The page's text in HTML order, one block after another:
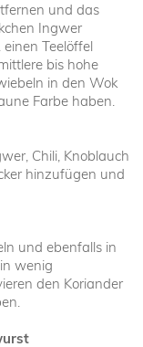
und das
Ingwer
Teelöffel
bis hohe
in den Wok
Farbe haben.
Chili, Knoblauch
hinzufügen und
und ebenfalls in
wenig
den Koriander